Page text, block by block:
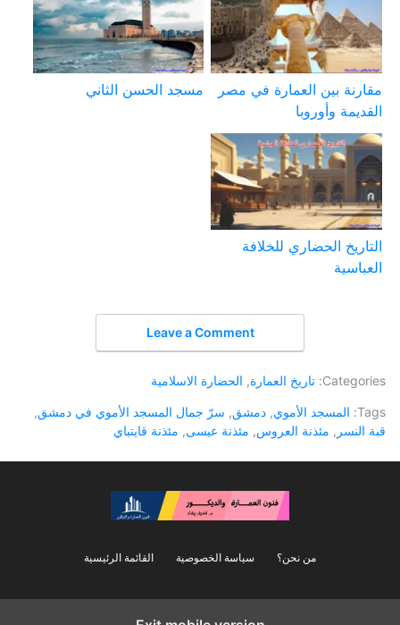
مقارنة بين العمارة في مصر
القديمة وأوروبا
مسجد الحسن الثاني
التاريخ الحضاري للخلافة
العباسية
Leave a Comment
Categories: تاريخ العمارة, الحضارة الاسلامية
Tags: المسجد الأموي, دمشق, سرّ جمال المسجد الأموي في دمشق,
قبة النسر , مئذنة العروس, مئذنة عيسى, مئذنة قايتباي
من نحن؟ سياسة الخصوصية القائمة الرئيسية